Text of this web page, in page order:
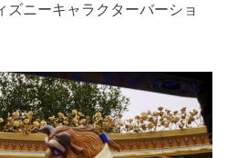
ズニーキャラクターバーショ